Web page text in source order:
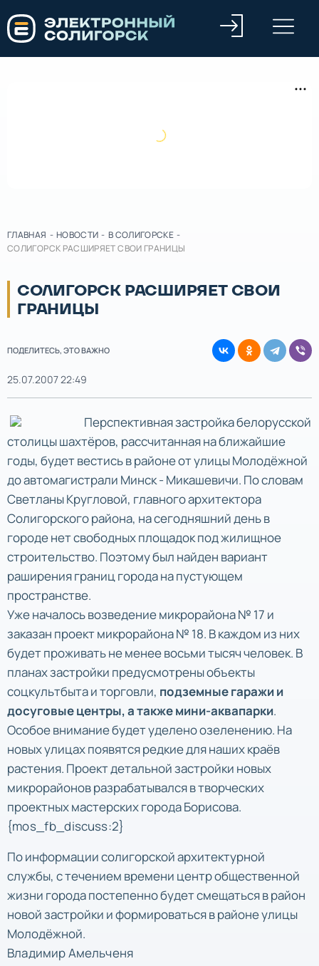
ГЛАВНАЯ - НОВОСТИ - В СОЛИГОРСКЕ -
СОЛИГОРСК РАСШИРЯЕТ СВОИ ГРАНИЦЫ
СОЛИГОРСК РАСШИРЯЕТ СВОИ
ГРАНИЦЫ
ПОДЕЛИТЕСЬ, ЭТО ВАЖНО
25.07.2007 22:49
Перспективная застройка белорусской
столицы шахтёров, рассчитанная на ближайшие
годы, будет вестись в районе от улицы Молодёжной
до автомагистрали Минск - Микашевичи. По словам
Светланы Кругловой, главного архитектора
Солигорского района, на сегодняшний день в
городе нет свободных площадок под жилищное
строительство. Поэтому был найден вариант
раширения границ города на пустующем
пространстве.
Уже началось возведение микрорайона № 17 и
заказан проект микрорайона № 18. В каждом из них
будет проживать не менее восьми тысяч человек. В
планах застройки предусмотрены объекты
соцкультбыта и торговли, подземные гаражи и
досуговые центры, а также мини-аквапарки.
Особое внимание будет уделено озеленению. На
новых улицах появятся редкие для наших краёв
растения. Проект детальной застройки новых
микрорайонов разрабатывался в творческих
проектных мастерских города Борисова.
{mos_fb_discuss:2}
По информации солигорской архитектурной
службы, с течением времени центр общественной
жизни города постепенно будет смещаться в район
новой застройки и формироваться в районе улицы
Молодёжной.
Владимир Амельченя